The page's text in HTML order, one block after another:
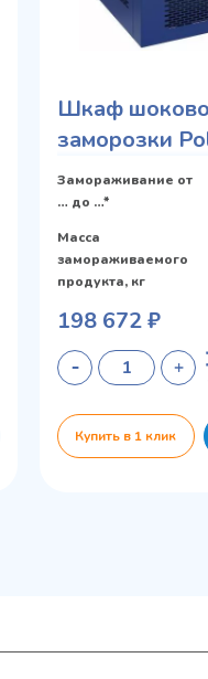
Шкаф
заморозки
Замораживание от
… до …*
Масса
замораживаемого
продукта, кг
198 672 ₽
Купить в 1 клик